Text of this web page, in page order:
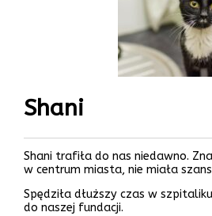
Shani
Shani trafiła do nas niedawno.
w centrum miasta, nie miała
Spędziła dłuższy czas w
do naszej fundacji.